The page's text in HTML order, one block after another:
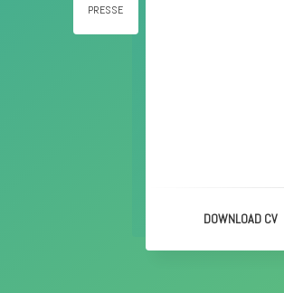
PRESSE
DOWNLOAD CV